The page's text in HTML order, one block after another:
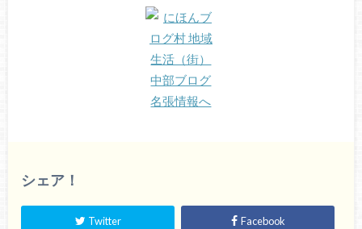
シェア！
Twitter Facebook